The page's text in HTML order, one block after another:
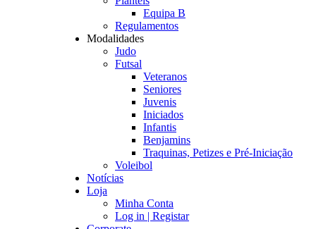
Equipa B
Regulamentos
Modalidades
Judo
Futsal
Veteranos
Seniores
Juvenis
Iniciados
Infantis
Benjamins
Traquinas, Petizes e Pré-Iniciação
Voleibol
Notícias
Loja
Minha Conta
Log in | Registar